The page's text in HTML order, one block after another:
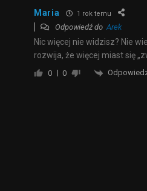
Maria 1 rok temu
Odpowiedź doArek
Nic więcej nie widzisz? Nie
rozwija, że więcej miast się
0 0